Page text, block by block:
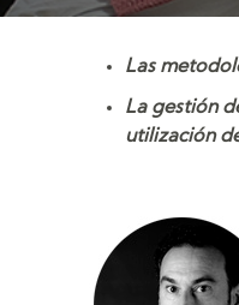
Las
La gestión
utilización